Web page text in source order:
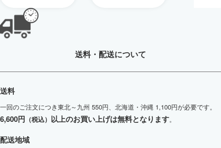
送料・配送について
送料
一回のご注文につき東北～九州 550円、北海道・沖縄 1,100円が必要です。
6,600円 （税込） 以上のお買い上げは無料となります。
配送地域